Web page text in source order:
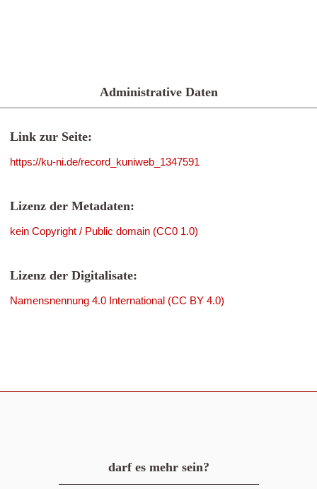
Administrative Daten
Link zur Seite:
https://ku-ni.de/record_kuniweb_1347591
Lizenz der Metadaten:
kein Copyright / Public domain (CC0 1.0)
Lizenz der Digitalisate:
Namensnennung 4.0 International (CC BY 4.0)
darf es mehr sein?